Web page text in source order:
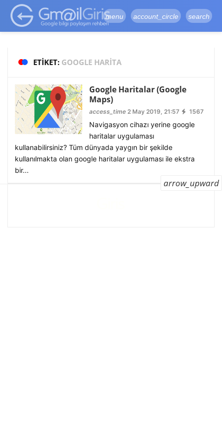
google-site-
verification=vqSI0upH550kabR5X8xpjMYieaXmuBueYgCJBW3uetM
menu account_circle search
ETIKET: GOOGLE HARITA
Google Haritalar (Google
Maps)
access_time2 May 2019, 21:57 1567
Navigasyon cihazı yerine google
haritalar uygulaması
kullanabilirsiniz? Tüm dünyada yaygın bir şekilde
kullanılmakta olan google haritalar uygulaması ile ekstra
bir...
arrow_upward